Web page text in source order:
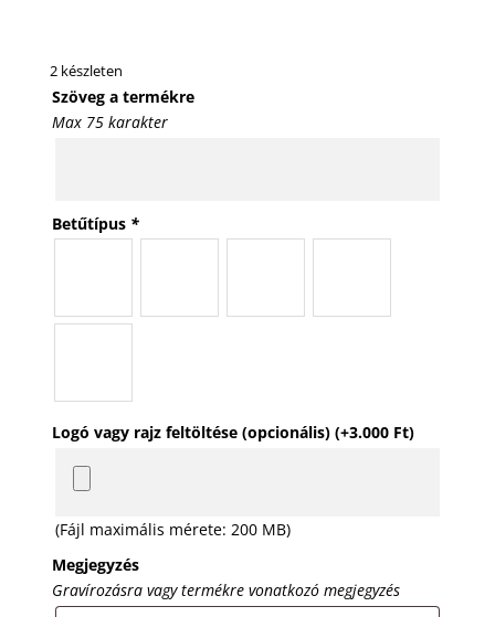
2 készleten
Szöveg a termékre
Max 75 karakter
Betűtípus *
Logó vagy rajz feltöltése (opcionális) (+3.000 Ft)
(Fájl maximális mérete: 200 MB)
Megjegyzés
Gravírozásra vagy termékre vonatkozó megjegyzés